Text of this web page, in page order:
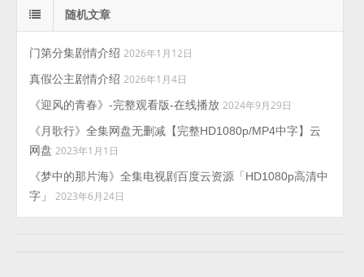
随机文章
门第分集剧情介绍 2026年1月12日
真假公主剧情介绍 2026年1月4日
《迎风的青春》-完整观看版-在线播放 2024年9月29日
《月歌行》全集网盘无删减【完整HD1080p/MP4中字】云
网盘 2023年1月1日
《梦中的那片海》全集电视剧百度云资源「HD1080p高清中
字」
2023年6月24日